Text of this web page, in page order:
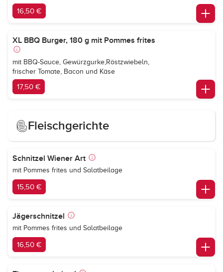
16,50 €
XL BBQ Burger, 180 g mit Pommes frites
mit BBQ-Sauce, Gewürzgurke,Röstzwiebeln,
frischer Tomate, Bacon und Käse
17,50 €
Fleischgerichte
Schnitzel Wiener Art
mit Pommes frites und Salatbeilage
15,50 €
Jägerschnitzel
mit Pommes frites und Salatbeilage
16,50 €